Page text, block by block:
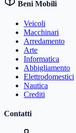
Beni Mobili
Veicoli
Macchinari
Arredamento
Arte
Informatica
Abbigliamento
Elettrodomestici
Nautica
Crediti
Contatti